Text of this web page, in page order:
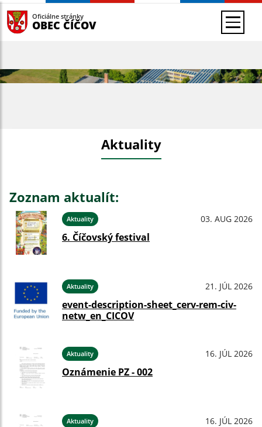
Oficiálne stránky
OBEC ČÍČOV
Aktuality
Zoznam aktualít:
Aktuality 03. AUG 2026
6. Číčovský festival
Aktuality 21. JÚL 2026
event-description-sheet_cerv-rem-civ-
netw_en_CICOV
Aktuality 16. JÚL 2026
Oznámenie PZ - 002
Aktuality 16. JÚL 2026